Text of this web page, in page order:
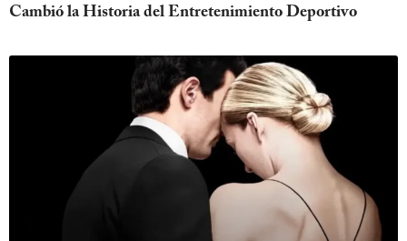
Cambió la Historia del Entretenimiento Deportivo